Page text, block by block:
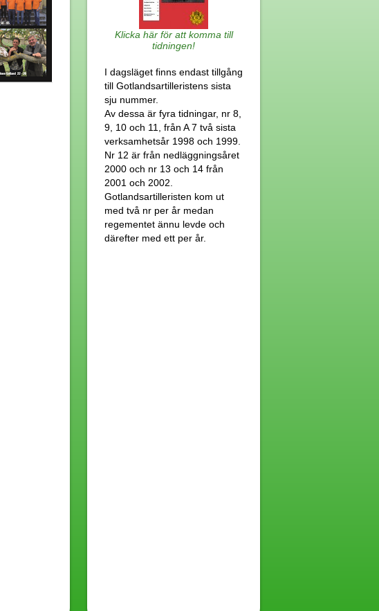
Klicka här för att komma till
tidningen!
I dagsläget finns endast tillgång
till Gotlandsartilleristens sista
sju nummer.
Av dessa är fyra tidningar, nr 8,
9, 10 och 11, från A 7 två sista
verksamhetsår 1998 och 1999.
Nr 12 är från nedläggningsåret
2000 och nr 13 och 14 från
2001 och 2002.
Gotlandsartilleristen kom ut
med två nr per år medan
regementet ännu levde och
därefter med ett per år.